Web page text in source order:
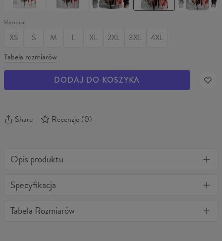
FACE
Rozmiar
XS S M L XL 2XL 3XL
4XL
Tabela rozmiarów
DODAJ DO KOSZYKA
Share Recenzje (0)
Opis produktu
Stylowa, ciepła, wygodna i bardzo wytrzymała. Niezależnie jak
BonkersCo gwarantuje najwyższą jakość wszystkich zakupionych
Specyfikacja
Przeznaczenie:Unisex
Tabela Rozmiarów